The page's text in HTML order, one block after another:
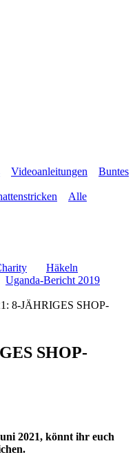
Videoanleitungen Buntes
Alle
Häkeln
Uganda-Bericht 2019
8-JÄHRIGES SHOP-
SHOP-
2021, könnt ihr euch